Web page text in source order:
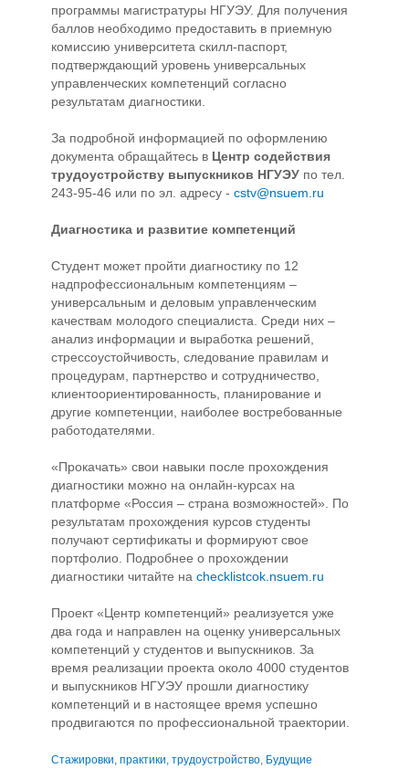
программы магистратуры НГУЭУ. Для получения
баллов необходимо предоставить в приемную
комиссию университета скилл-паспорт,
подтверждающий уровень универсальных
управленческих компетенций согласно
результатам диагностики.
За подробной информацией по оформлению
документа обращайтесь в Центр содействия
трудоустройству выпускников НГУЭУ по тел.
243-95-46 или по эл. адресу - cstv@nsuem.ru
Диагностика и развитие компетенций
Студент может пройти диагностику по 12
надпрофессиональным компетенциям –
универсальным и деловым управленческим
качествам молодого специалиста. Среди них –
анализ информации и выработка решений,
стрессоустойчивость, следование правилам и
процедурам, партнерство и сотрудничество,
клиентоориентированность, планирование и
другие компетенции, наиболее востребованные
работодателями.
«Прокачать» свои навыки после прохождения
диагностики можно на онлайн-курсах на
платформе «Россия – страна возможностей». По
результатам прохождения курсов студенты
получают сертификаты и формируют свое
портфолио. Подробнее о прохождении
диагностики читайте на checklistcok.nsuem.ru
Проект «Центр компетенций» реализуется уже
два года и направлен на оценку универсальных
компетенций у студентов и выпускников. За
время реализации проекта около 4000 студентов
и выпускников НГУЭУ прошли диагностику
компетенций и в настоящее время успешно
продвигаются по профессиональной траектории.
Стажировки, практики, трудоустройство, Будущие